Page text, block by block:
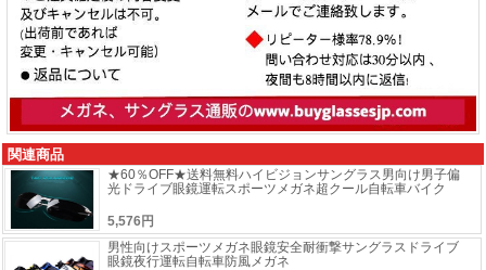
関連商品
★60％OFF★送料無料ハイビジョンサングラス男向け男子偏
光ドライブ眼鏡運転スポーツメガネ超クール自転車バイク
5,576円
男性向けスポーツメガネ眼鏡安全耐衝撃サングラスドライブ
眼鏡夜行運転自転車防風メガネ